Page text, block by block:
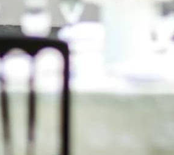
Salón, Jardín
un lugar mágico… En Salón
sueños en experiencias
que se viven en grande.
diseñados para cada tipo de
pensado para adaptarse a tu estilo
momento único.